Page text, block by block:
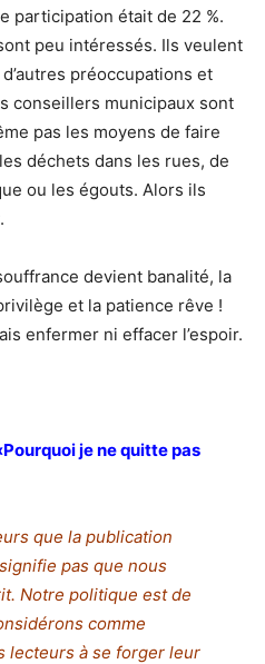
participation était de 22 %.
peu intéressés. Ils veulent
préoccupations et
conseillers municipaux sont
pas les moyens de faire
déchets dans les rues, de
ou les égouts. Alors ils
devient banalité, la
et la patience rêve !
enfermer ni effacer l’espoir.
je ne quitte pas
que la publication
pas que nous
Notre politique est de
comme
lecteurs à se forger leur